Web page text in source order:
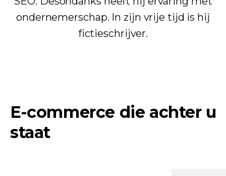
ondernemerschap. In zijn vrije tijd is hij
fictieschrijver.
E-commerce die achter u
staat